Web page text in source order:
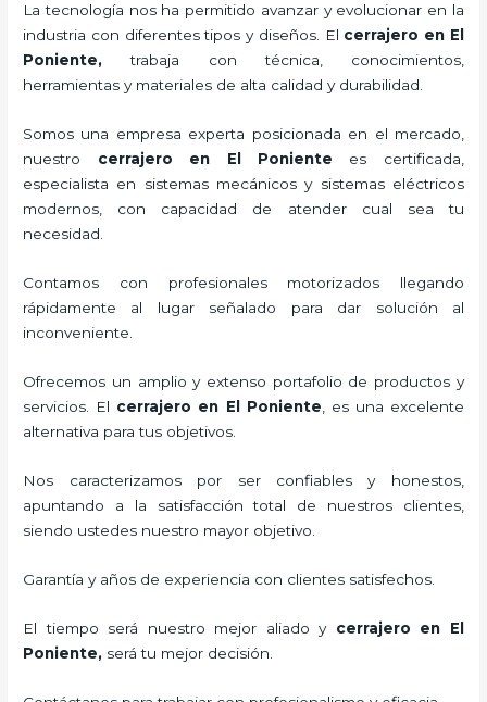
La tecnología nos ha permitido avanzar y evolucionar en la
industria con diferentes tipos y diseños. El cerrajero en El
Poniente,trabaja con técnica, conocimientos,
herramientas y materiales de alta calidad y durabilidad.
Somos una empresa experta posicionada en el mercado,
nuestro cerrajero en El Poniente es certificada,
especialista en sistemas mecánicos y sistemas eléctricos
modernos, con capacidad de atender cual sea tu
necesidad.
Contamos con profesionales motorizados llegando
rápidamente al lugar señalado para dar solución al
inconveniente.
Ofrecemos un amplio y extenso portafolio de productos y
servicios. El cerrajero en El Poniente , es una excelente
alternativa para tus objetivos.
Nos caracterizamos por ser confiables y honestos,
apuntando a la satisfacción total de nuestros clientes,
siendo ustedes nuestro mayor objetivo.
Garantía y años de experiencia con clientes satisfechos.
El tiempo será nuestro mejor aliado y cerrajero en El
Poniente, será tu mejor decisión.